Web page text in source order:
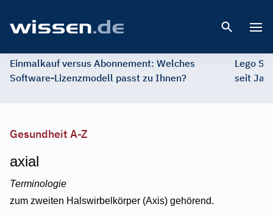
Einmalkauf versus Abonnement: Welches
Software-Lizenzmodell passt zu Ihnen?
Lego
seit
Gesundheit A-Z
axial
Terminologie
zum zweiten Halswirbelkörper (Axis) gehörend.